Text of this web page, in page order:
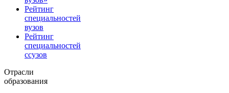
Рейтинг
специальностей
вузов
Рейтинг
специальностей
ссузов
Отрасли
образования